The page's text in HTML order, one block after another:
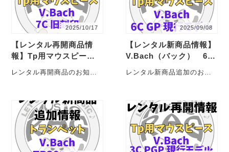
2025/10/17
【レンタル再開商品情
報】Tp用マウスピー
ス V.Bach（ヴィンセ
ント・バック） 7C 旧
レンタル再開商品のお知ら
ィンセント・・・・
2025/09/08
【レンタル新商品情報】
V.Bach（バック） 6C
GP 現行モデル ほか
レンタルトランペットマ
レンタル新商品追加のお知
ほか3・・・